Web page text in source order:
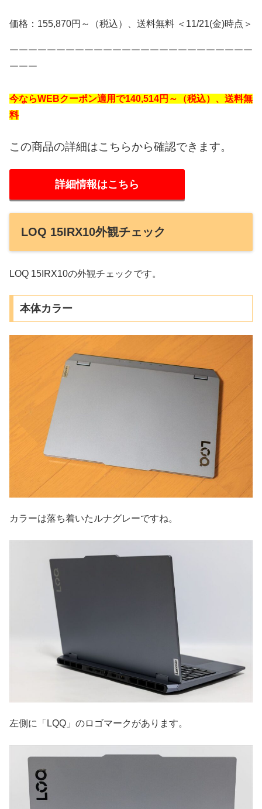
価格：155,870円～（税込）、送料無料 ＜11/21(金)時点＞
￣￣￣￣￣￣￣￣￣￣￣￣￣￣￣￣￣￣￣￣￣￣￣￣￣￣
￣￣￣
今ならWEBクーポン適用で140,514円～（税込）、送料無
料
この商品の詳細はこちらから確認できます。
詳細情報はこちら
LOQ 15IRX10外観チェック
LOQ 15IRX10の外観チェックです。
本体カラー
カラーは落ち着いたルナグレーですね。
左側に「LQQ」のロゴマークがあります。